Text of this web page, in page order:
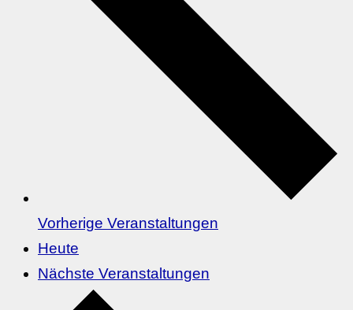
Vorherige Veranstaltungen
Heute
Nächste Veranstaltungen